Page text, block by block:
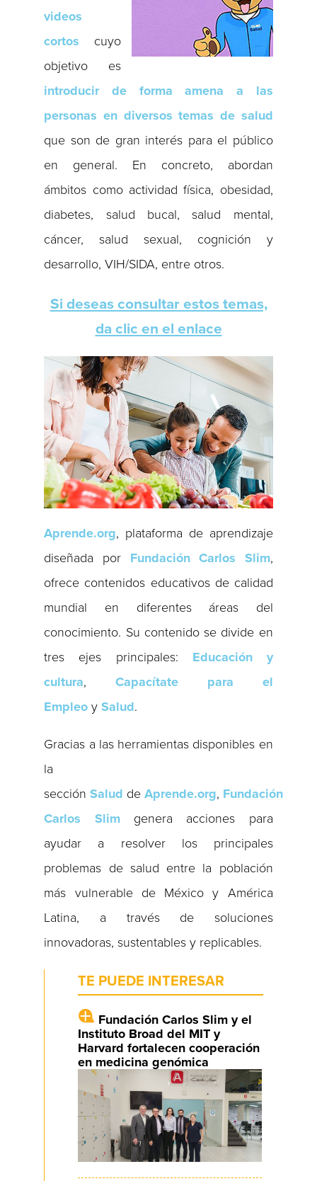
videos
cortos cuyo
objetivo es
introducir de forma amena a las
personas en diversos temas de salud
que son de gran interés para el público
en general. En concreto, abordan
ámbitos como actividad física, obesidad,
diabetes, salud bucal, salud mental,
cáncer, salud sexual, cognición y
desarrollo, VIH/SIDA, entre otros.
Si deseas consultar estos temas,
da clic en el enlace
Aprende.org, plataforma de aprendizaje
diseñada por Fundación Carlos Slim,
ofrece contenidos educativos de calidad
mundial en diferentes áreas del
conocimiento. Su contenido se divide en
tres ejes principales: Educación y
cultura,Capacítate para el
EmpleoySalud.
Gracias a las herramientas disponibles en
la
secciónSalud deAprende.org, Fundación
Carlos Slimgenera acciones para
ayudar a resolver los principales
problemas de salud entre la población
más vulnerable de México y América
Latina, a través de soluciones
innovadoras, sustentables y replicables.
TE PUEDE INTERESAR
Fundación Carlos Slim y el
Instituto Broad del MIT y
Harvard fortalecen cooperación
en medicina genómica